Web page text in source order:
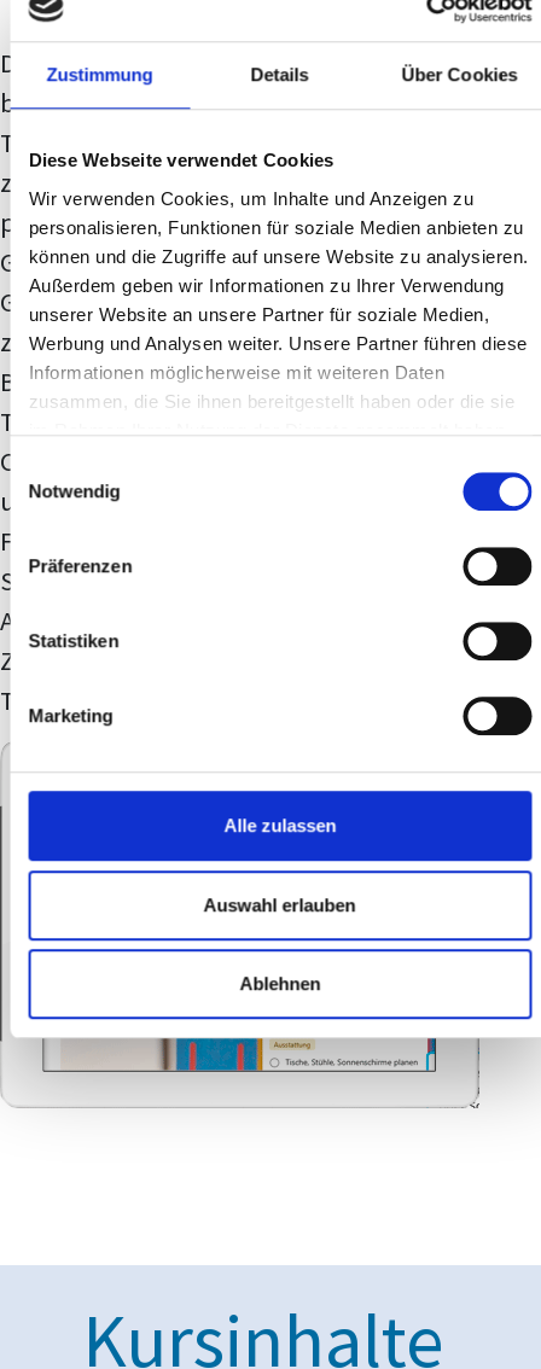
Zustimmung Details Über Cookies
Diese Webseite verwendet Cookies
Wir verwenden Cookies, um Inhalte und Anzeigen zu
personalisieren, Funktionen für soziale Medien anbieten zu
können und die Zugriffe auf unsere Website zu analysieren.
Außerdem geben wir Informationen zu Ihrer Verwendung
unserer Website an unsere Partner für soziale Medien,
Werbung und Analysen weiter. Unsere Partner führen diese
Informationen möglicherweise mit weiteren Daten
zusammen, die Sie ihnen bereitgestellt haben oder die sie
Einwilligungsauswahl
Notwendig
Präferenzen
Statistiken
Marketing
Alle zulassen
Auswahl erlauben
Ablehnen
Das Microsoft-Planner-Training von Lessino
befähigt Ihre Mitarbeiter, Aufgaben und
Teamprojekte schnell, effizient und souverän
zu organisieren. Der Kurs vermittelt dabei
praxisnah alle wichtigen Funktionen: Von den
Grundlagen über die Erstellung und
Gestaltung von Plänen bis hin zur
zuverlässigen Aufgabenverwaltung mit
Buckets, Labels und Prioritäten. Die
Teilnehmer lernen, wie sie Notizen und
Checklisten hinterlegen, Dateien anhängen
und im Team kommunizieren.
Fortgeschrittene Funktionen wie das
Sortieren, Filtern und Gruppieren von
Aufgaben sowie die Projektkontrolle mittels
Zeitplan und Diagramm-Ansicht runden das
Training ab.
Kursinhalte